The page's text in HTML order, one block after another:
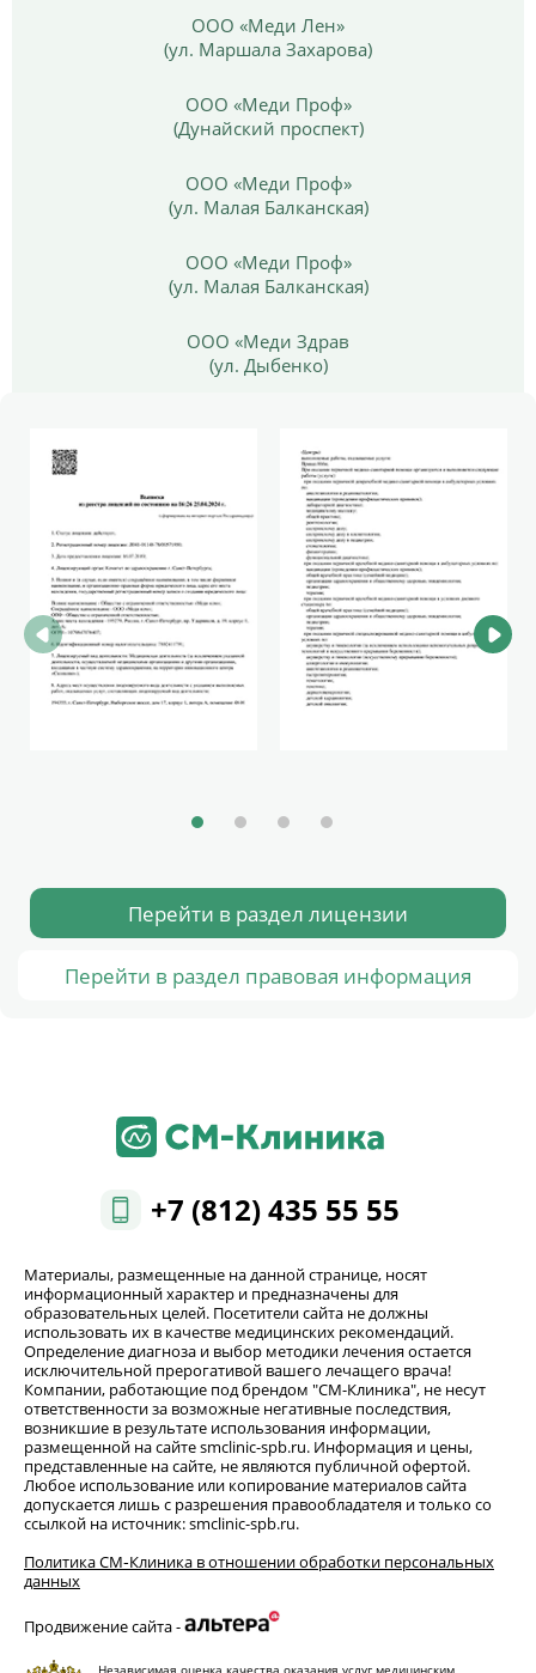
ООО «Меди Лен»
(ул. Маршала Захарова)
ООО «Меди Проф»
(Дунайский проспект)
ООО «Меди Проф»
(ул. Малая Балканская)
ООО «Меди Проф»
(ул. Малая Балканская)
ООО «Меди Здрав
(ул. Дыбенко)
Перейти в раздел лицензии
Перейти в раздел правовая информация
+7 (812) 435 55 55
Материалы, размещенные на данной странице, носят
информационный характер и предназначены для
образовательных целей. Посетители сайта не должны
использовать их в качестве медицинских рекомендаций.
Определение диагноза и выбор методики лечения остается
исключительной прерогативой вашего лечащего врача!
Компании, работающие под брендом "СМ-Клиника", не несут
ответственности за возможные негативные последствия,
возникшие в результате использования информации,
размещенной на сайте smclinic-spb.ru. Информация и цены,
представленные на сайте, не являются публичной офертой.
Любое использование или копирование материалов сайта
допускается лишь с разрешения правообладателя и только со
ссылкой на источник: smclinic-spb.ru.
Политика СМ‑Клиника в отношении обработки персональных
данных
Продвижение сайта -
Независимая оценка качества оказания услуг медицинским